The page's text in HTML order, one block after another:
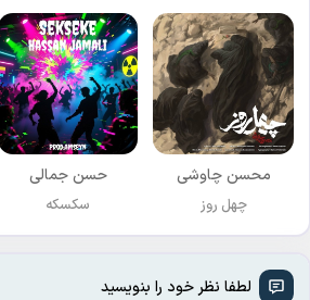
محسن چاوشی
چهل روز
حسن جمالی
سکسکه
لطفا نظر خود را بنویسید